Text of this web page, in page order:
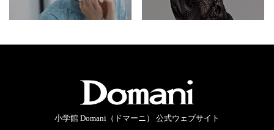
小学館 Domani（ドマーニ） 公式ウェブサイト